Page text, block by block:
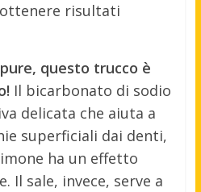
risultati
questo trucco è
Il bicarbonato di sodio
delicata che aiuta a
superficiali dai denti,
ha un effetto
Il sale, invece, serve a